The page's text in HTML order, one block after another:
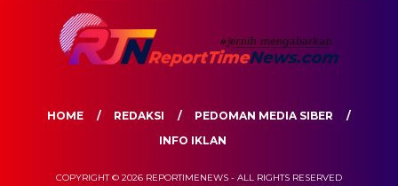
HOME REDAKSI
PEDOMAN MEDIA SIBER
INFO IKLAN
COPYRIGHT © 2026 REPORTIMENEWS - ALL RIGHTS RESERVED